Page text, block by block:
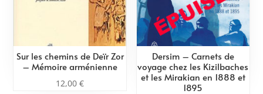
Sur les chemins de Deïr Zor
– Mémoire arménienne
12,00€
Dersim – Carnets de
voyage chez les Kizilbaches
et les Mirakian en 1888 et
1895